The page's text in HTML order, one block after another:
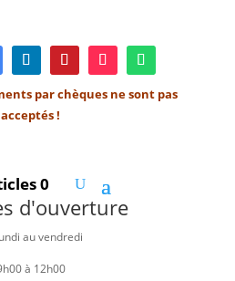
par chèques ne sont pas
acceptés !
0
d'ouverture
au vendredi
à 12h00